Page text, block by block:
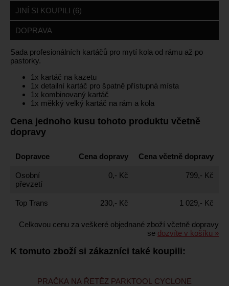
JINÍ SI KOUPILI (6)
DOPRAVA
Sada profesionálních kartáčů pro mytí kola od rámu až po
pastorky.
1x kartáč na kazetu
1x detailní kartáč pro špatně přístupná místa
1x kombinovaný kartáč
1x měkký velký kartáč na rám a kola
Cena jednoho kusu tohoto produktu včetně
dopravy
Dopravce Cena dopravy Cena včetně dopravy
Osobní
převzetí
0,- Kč 799,- Kč
Top Trans 230,- Kč 1 029,- Kč
Celkovou cenu za veškeré objednané zboží včetně dopravy
se dozvíte v košíku »
K tomuto zboží si zákazníci také koupili:
PRAČKA NA ŘETĚZ PARKTOOL CYCLONE